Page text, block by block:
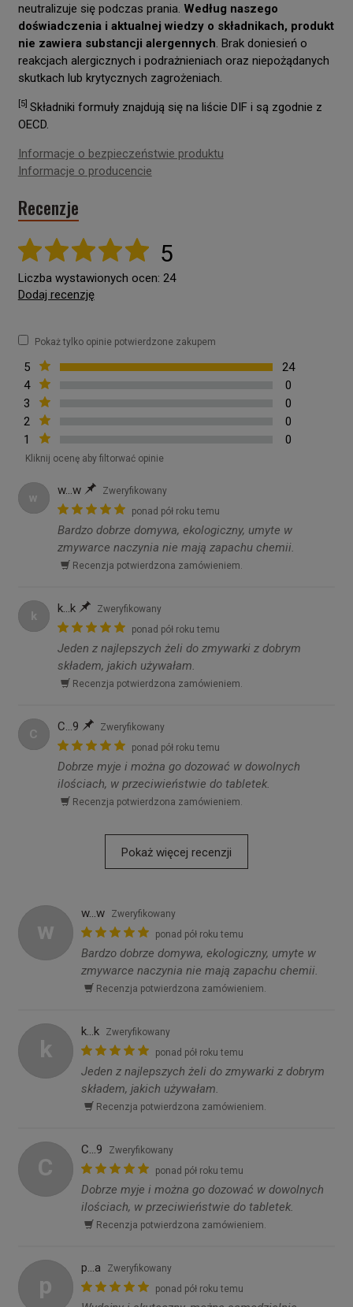
neutralizuje się podczas prania. Według naszego
doświadczenia i aktualnej wiedzy o składnikach, produkt
nie zawiera substancji alergennych. Brak doniesień o
reakcjach alergicznych i podrażnieniach oraz niepożądanych
skutkach lub krytycznych zagrożeniach.
[5] Składniki formuły znajdują się na liście DIF i są zgodnie z
OECD.
Informacje o bezpieczeństwie produktu
Informacje o producencie
Recenzje
5
Liczba wystawionych ocen: 24
Dodaj recenzję
Pokaż tylko opinie potwierdzone zakupem
5
24
4
0
3
0
2
0
1
0
Kliknij ocenę aby filtorwać opinie
w
w...w
Zweryfikowany
ponad pół roku temu
Bardzo dobrze domywa, ekologiczny, umyte w
zmywarce naczynia nie mają zapachu chemii.
Recenzja potwierdzona zamówieniem.
k
k...k
Zweryfikowany
ponad pół roku temu
Jeden z najlepszych żeli do zmywarki z dobrym
składem, jakich używałam.
Recenzja potwierdzona zamówieniem.
C
C...9
Zweryfikowany
ponad pół roku temu
Dobrze myje i można go dozować w dowolnych
ilościach, w przeciwieństwie do tabletek.
Recenzja potwierdzona zamówieniem.
Pokaż więcej recenzji
w
w...w
Zweryfikowany
ponad pół roku temu
Bardzo dobrze domywa, ekologiczny, umyte w
zmywarce naczynia nie mają zapachu chemii.
Recenzja potwierdzona zamówieniem.
k
k...k
Zweryfikowany
ponad pół roku temu
Jeden z najlepszych żeli do zmywarki z dobrym
składem, jakich używałam.
Recenzja potwierdzona zamówieniem.
C
C...9
Zweryfikowany
ponad pół roku temu
Dobrze myje i można go dozować w dowolnych
ilościach, w przeciwieństwie do tabletek.
Recenzja potwierdzona zamówieniem.
p
p...a
Zweryfikowany
ponad pół roku temu